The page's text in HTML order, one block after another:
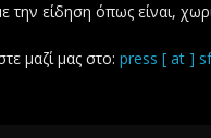
την είδηση όπως είναι,
μαζί μας στο: press [ at ]